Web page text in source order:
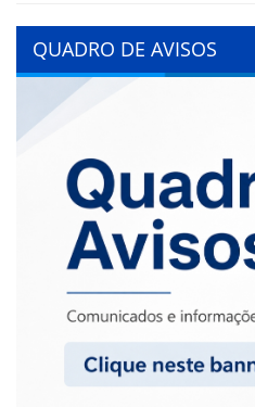
QUADRO DE AVISOS